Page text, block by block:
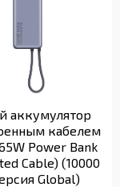
аккумулятор
кабелем
Power Bank
Cable) (10000
Global)